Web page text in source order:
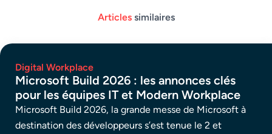
Articlessimilaires
Digital Workplace
Microsoft Build 2026 : les annonces clés
pour les équipes IT et Modern Workplace
Microsoft Build 2026, la grande messe de Microsoft à
destination des développeurs s’est tenue le 2 et